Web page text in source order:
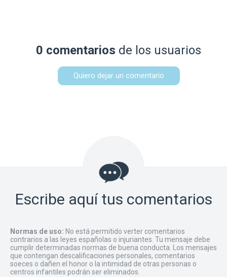
0 comentarios de los usuarios
Quiero dejar un comentario
Escribe aquí tus comentarios
Normas de uso: No está permitido verter comentarios
contrarios a las leyes españolas o injuriantes. Tu mensaje debe
cumplir determinadas normas de buena conducta. Los mensajes
que contengan descalificaciones personales, comentarios
soeces o dañen el honor o la intimidad de otras personas o
centros infantiles podrán ser eliminados.